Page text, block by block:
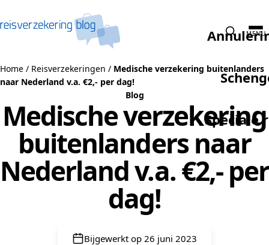
Speciale
MENU
Home / Reisverzekeringen / Medische verzekering buitenlanders
naar Nederland v.a. €2,- per dag!
Blog
Medische verzekering
buitenlanders naar
Nederland v.a. €2,- per
dag!
Bijgewerkt op 26 juni 2023